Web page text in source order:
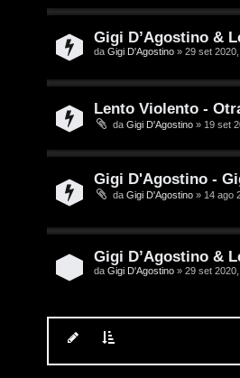
Gigi D’Agostino &
da Gigi D'Agostino » 29 set
Lento Violento -
da Gigi D'Agostino » 19 set
Gigi D'Agostino -
da Gigi D'Agostino » 14 ago
Gigi D’Agostino &
da Gigi D'Agostino » 29 set